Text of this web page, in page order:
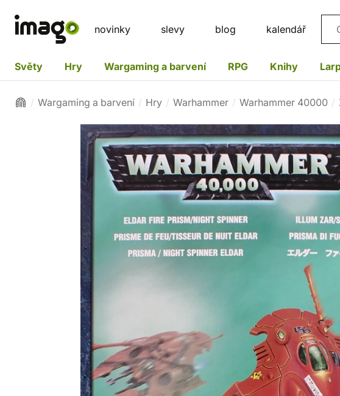
novinky slevy blog kalendář
Světy Hry Wargaming a barvení RPG Knihy
Wargaming a barvení Hry Warhammer Warhammer 40000